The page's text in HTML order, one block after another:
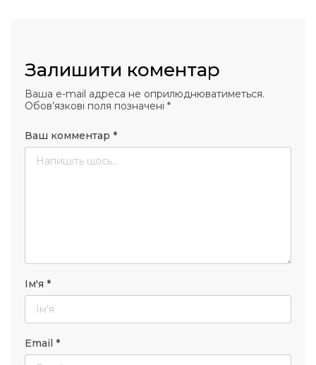
Залишити коментар
Ваша e-mail адреса не оприлюднюватиметься.
Обов’язкові поля позначені *
Ваш комментар *
Ім'я *
Email *